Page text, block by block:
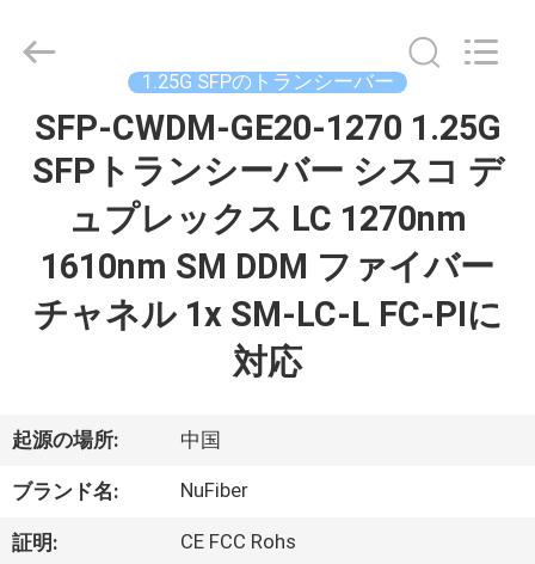
ダ
私
達
Shenzhen
Co.,Ltd.
Reserved.
Developed
1.25G SFPのトランシーバー
SFP-CWDM-GE20-1270 1.25G
SFPトランシーバー シスコ デ
ュプレックス LC 1270nm
1610nm SM DDM ファイバー
チャネル 1x SM-LC-L FC-PIに
対応
起源の場所: 中国
ブランド名: NuFiber
証明: CE FCC Rohs